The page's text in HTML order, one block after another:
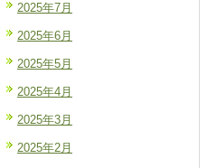
2025年7月
2025年6月
2025年5月
2025年4月
2025年3月
2025年2月